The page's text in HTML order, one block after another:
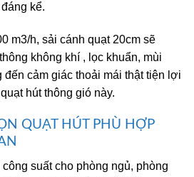
kể.
m3/h, sải cánh quạt 20cm sẽ
không khí , lọc khuẩn, mùi
đến cảm giác thoải mái thật tiện lợi
hút thông gió này.
QUẠT HÚT PHÙ HỢP
suất cho phòng ngủ, phòng